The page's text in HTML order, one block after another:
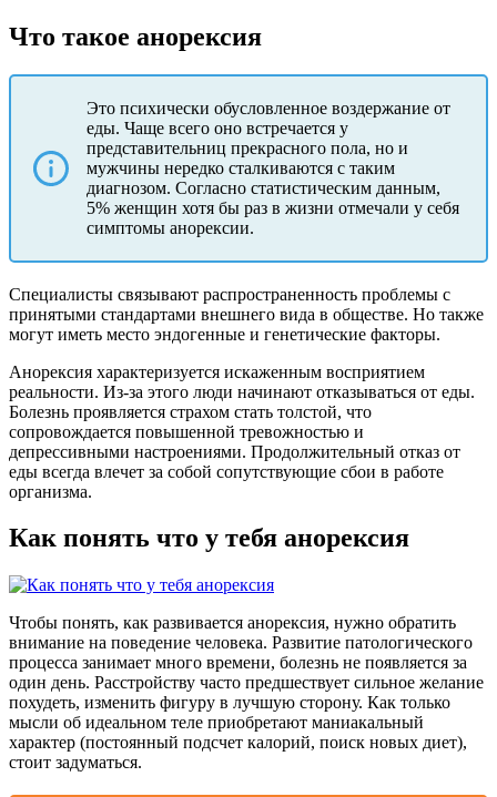
Что такое анорексия
Это психически обусловленное воздержание от
еды. Чаще всего оно встречается у
представительниц прекрасного пола, но и
мужчины нередко сталкиваются с таким
диагнозом. Согласно статистическим данным,
5% женщин хотя бы раз в жизни отмечали у себя
симптомы анорексии.
Специалисты связывают распространенность проблемы с
принятыми стандартами внешнего вида в обществе. Но также
могут иметь место эндогенные и генетические факторы.
Анорексия характеризуется искаженным восприятием
реальности. Из-за этого люди начинают отказываться от еды.
Болезнь проявляется страхом стать толстой, что
сопровождается повышенной тревожностью и
депрессивными настроениями. Продолжительный отказ от
еды всегда влечет за собой сопутствующие сбои в работе
организма.
Как понять что у тебя анорексия
Чтобы понять, как развивается анорексия, нужно обратить
внимание на поведение человека. Развитие патологического
процесса занимает много времени, болезнь не появляется за
один день. Расстройству часто предшествует сильное желание
похудеть, изменить фигуру в лучшую сторону. Как только
мысли об идеальном теле приобретают маниакальный
характер (постоянный подсчет калорий, поиск новых диет),
стоит задуматься.